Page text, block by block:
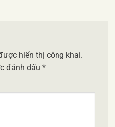
hiển thị công khai.
đánh dấu *